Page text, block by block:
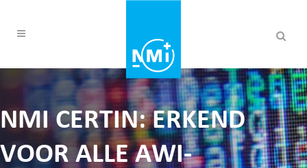
NMI CERTIN: ERKEND
VOOR ALLE AWI-